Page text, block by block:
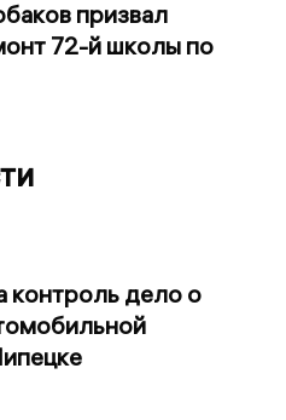
призвал
72-й школы по
контроль дело о